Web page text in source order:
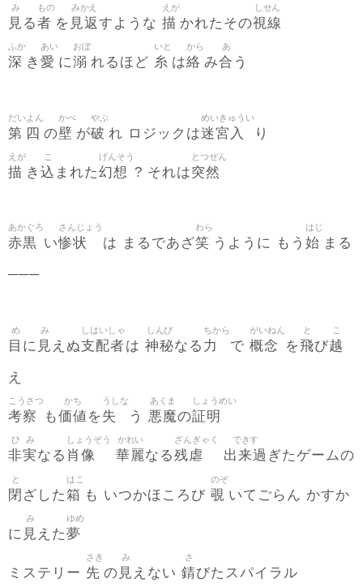
見
み
る者
もの
を 見返
みかえ
すような 描
えが
かれたその視線
しせん
深
ふか
き 愛
あい
に溺
おぼ
れるほど 糸
いと
は絡
から
み合
あ
う
第
だい
四
よん
の壁
かべ
が破
やぶ
れ ロジックは迷宮入
めいきゅうい
り
描
えが
き 込
こ
まれた幻想
げんそう
? それは突然
とつぜん
赤黒
あかぐろ
い惨状
さんじょう
は まるであざ笑
わら
うように もう 始
はじ
まる
───
目
め
に 見
み
えぬ支配者
しはいしゃ
は 神秘
しんぴ
なる 力
ちから
で 概念
がいねん
を飛
と
び越
こ
え
考察
こうさつ
も価値
かち
を失
うしな
う 悪魔
あくま
の証明
しょうめい
非
ひ
実
み
なる 肖像
しょうぞう
華麗
かれい
なる残虐
ざんぎゃく
出来過
できす
ぎたゲームの
閉
と
ざした箱
はこ
も いつかほころび 覗
のぞ
いてごらん かすか
に 見
み
えた夢
ゆめ
ミステリー 先
さき
の 見
み
えない 錆
さ
びたスパイラル